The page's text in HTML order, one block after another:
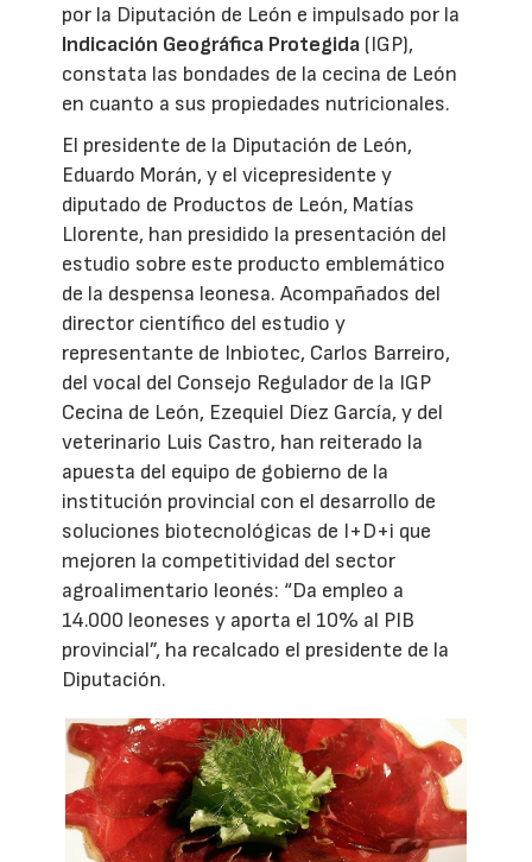
por la Diputación de León e impulsado por la
Indicación Geográfica Protegida (IGP),
constata las bondades de la cecina de León
en cuanto a sus propiedades nutricionales.
El presidente de la Diputación de León,
Eduardo Morán, y el vicepresidente y
diputado de Productos de León, Matías
Llorente, han presidido la presentación del
estudio sobre este producto emblemático
de la despensa leonesa. Acompañados del
director científico del estudio y
representante de Inbiotec, Carlos Barreiro,
del vocal del Consejo Regulador de la IGP
Cecina de León, Ezequiel Díez García, y del
veterinario Luis Castro, han reiterado la
apuesta del equipo de gobierno de la
institución provincial con el desarrollo de
soluciones biotecnológicas de I+D+i que
mejoren la competitividad del sector
agroalimentario leonés: “Da empleo a
14.000 leoneses y aporta el 10% al PIB
provincial”, ha recalcado el presidente de la
Diputación.